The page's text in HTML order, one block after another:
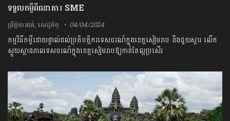
ទទួលកម្ចីពីធនាគារ SME
ព្រឹត្តិការណ៍,សេដ្ឋកិច្ច 04/04/2024
កម្មវិធីកម្ចីដោយផ្ទាល់ដល់ប្រតិបត្តិករទេសចរណ៍ក្នុងខេត្តសៀមរាប នឹងជួយស្តារ លើក
ស្ទួយស្ថានភាពទេសចរណ៍ក្នុងខេត្តសៀមរាបឱ្យកាន់តែល្អប្រសើរ